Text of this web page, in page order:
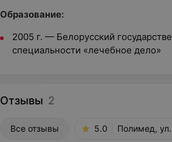
Образование:
2005 г. — Белорусский
специальности «лечебное дело»
Отзывы 2
Все отзывы 5.0 Полимед, ул.